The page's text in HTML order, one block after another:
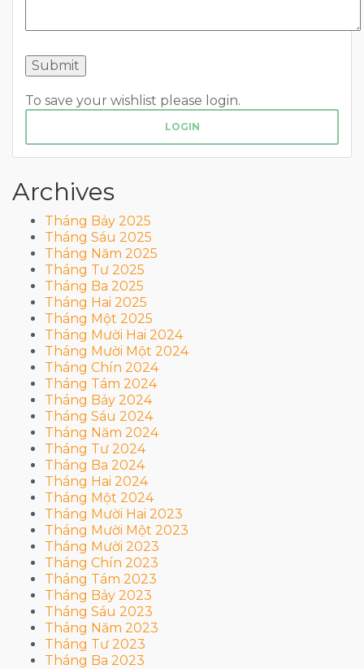
To save your wishlist please login.
LOGIN
Archives
Tháng Bảy 2025
Tháng Sáu 2025
Tháng Năm 2025
Tháng Tư 2025
Tháng Ba 2025
Tháng Hai 2025
Tháng Một 2025
Tháng Mười Hai 2024
Tháng Mười Một 2024
Tháng Chín 2024
Tháng Tám 2024
Tháng Bảy 2024
Tháng Sáu 2024
Tháng Năm 2024
Tháng Tư 2024
Tháng Ba 2024
Tháng Hai 2024
Tháng Một 2024
Tháng Mười Hai 2023
Tháng Mười Một 2023
Tháng Mười 2023
Tháng Chín 2023
Tháng Tám 2023
Tháng Bảy 2023
Tháng Sáu 2023
Tháng Năm 2023
Tháng Tư 2023
Tháng Ba 2023